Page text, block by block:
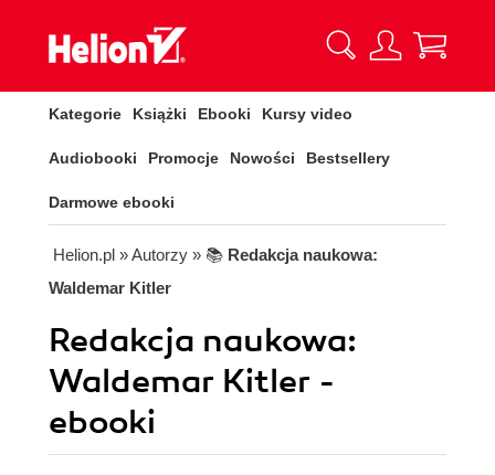
Kategorie Książki Ebooki Kursy video
Audiobooki Promocje Nowości Bestsellery
Darmowe ebooki
Helion.pl » Autorzy » 📚 Redakcja naukowa:
Waldemar Kitler
Redakcja naukowa:
Waldemar Kitler -
ebooki